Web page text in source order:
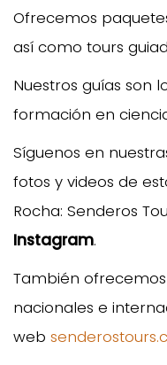
Ofrecemos
así como tours
Nuestros guías son
formación en
Síguenos en
fotos y videos de
Rocha: Senderos
Instagram.
También
nacionales e
web